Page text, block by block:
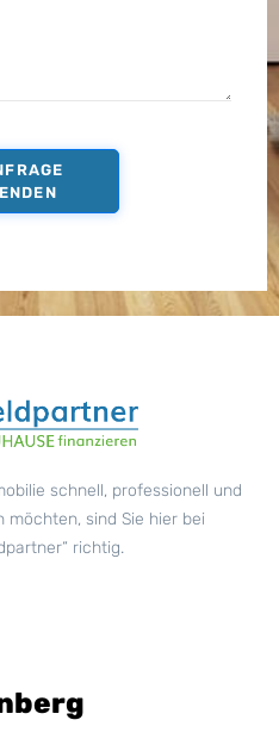
schnell, professionell und
möchten, sind Sie hier bei
richtig.